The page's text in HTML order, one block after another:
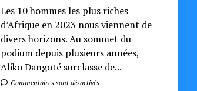
Les 10 hommes les plus riches
d’Afrique en 2023 nous viennent de
divers horizons. Au sommet du
podium depuis plusieurs années,
Aliko Dangoté surclasse de...
Commentaires sont désactivés